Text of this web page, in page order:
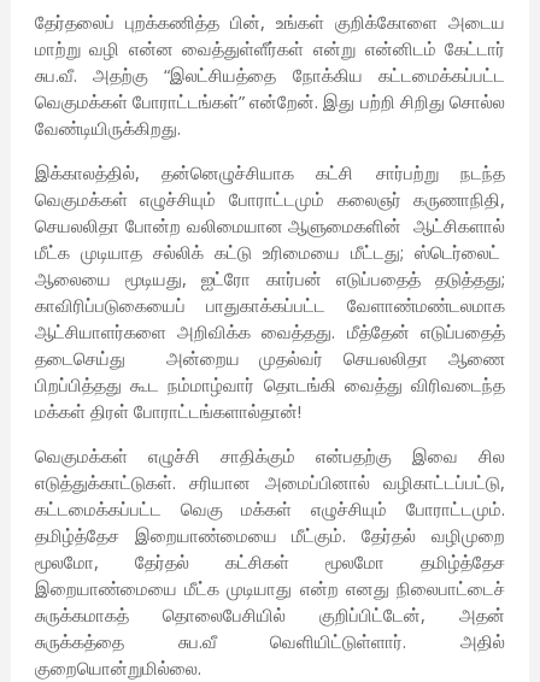
தேர்தலைப் புறக்கணித்த பின், உங்கள் குறிக்கோளை அடைய
மாற்று வழி என்ன வைத்துள்ளீர்கள் என்று என்னிடம் கேட்டார்
சுப.வீ. அதற்கு “இலட்சியத்தை நோக்கிய கட்டமைக்கப்பட்ட
வெகுமக்கள் போராட்டங்கள்” என்றேன். இது பற்றி சிறிது சொல்ல
வேண்டியிருக்கிறது.
இக்காலத்தில், தன்னெழுச்சியாக கட்சி சார்பற்று நடந்த
வெகுமக்கள் எழுச்சியும் போராட்டமும் கலைஞர் கருணாநிதி,
செயலலிதா போன்ற வலிமையான ஆளுமைகளின் ஆட்சிகளால்
மீட்க முடியாத சல்லிக் கட்டு உரிமையை மீட்டது; ஸ்டெர்லைட்
ஆலையை மூடியது, ஐட்ரோ கார்பன் எடுப்பதைத் தடுத்தது;
காவிரிப்படுகையைப் பாதுகாக்கப்பட்ட வேளாண்மண்டலமாக
ஆட்சியாளர்களை அறிவிக்க வைத்தது. மீத்தேன் எடுப்பதைத்
தடைசெய்து அன்றைய முதல்வர் செயலலிதா ஆணை
பிறப்பித்தது கூட நம்மாழ்வார் தொடங்கி வைத்து விரிவடைந்த
மக்கள் திரள் போராட்டங்களால்தான்!
வெகுமக்கள் எழுச்சி சாதிக்கும் என்பதற்கு இவை சில
எடுத்துக்காட்டுகள். சரியான அமைப்பினால் வழிகாட்டப்பட்டு,
கட்டமைக்கப்பட்ட வெகு மக்கள் எழுச்சியும் போராட்டமும்.
தமிழ்த்தேச இறையாண்மையை மீட்கும். தேர்தல் வழிமுறை
மூலமோ, தேர்தல் கட்சிகள் மூலமோ தமிழ்த்தேச
இறையாண்மையை மீட்க முடியாது என்ற எனது நிலைபாட்டைச்
சுருக்கமாகத் தொலைபேசியில் குறிப்பிட்டேன், அதன்
சுருக்கத்தை சுப.வீ வெளியிட்டுள்ளார். அதில்
குறையொன்றுமில்லை.